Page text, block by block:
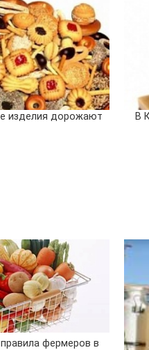
изделия дорожают
В
фермеров в